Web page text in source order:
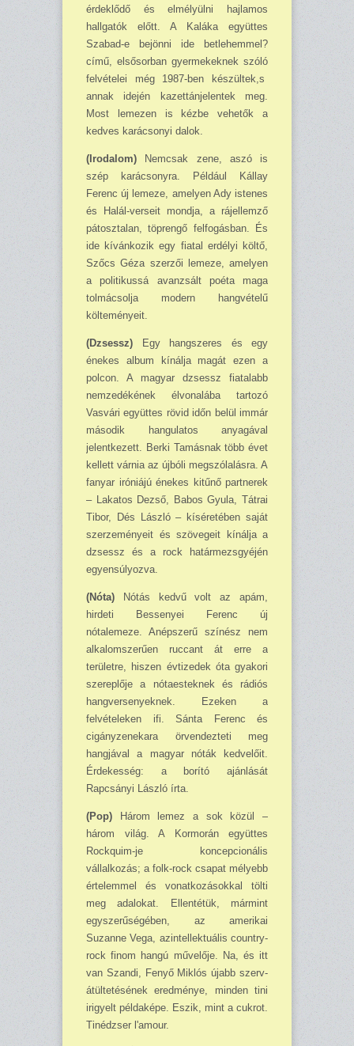
érdeklődő és elmélyülni hajlamos
hallgatók előtt. A Kaláka együttes
Szabad-e bejönni ide betlehemmel?
című, elsősorban gyermekeknek szóló
felvételei még 1987-ben készültek,s
annak idején kazettánjelentek meg.
Most lemezen is kézbe vehetők a
kedves karácsonyi dalok.
(Irodalom) Nemcsak zene, aszó is
szép karácsonyra. Például Kállay
Ferenc új lemeze, amelyen Ady istenes
és Halál-verseit mondja, a rájellemző
pátosztalan, töprengő felfogásban. És
ide kívánkozik egy fiatal erdélyi költő,
Szőcs Géza szerzői lemeze, amelyen
a politikussá avanzsált poéta maga
tolmácsolja modern hangvételű
költeményeit.
(Dzsessz) Egy hangszeres és egy
énekes album kínálja magát ezen a
polcon. A magyar dzsessz fiatalabb
nemzedékének élvonalába tartozó
Vasvári együttes rövid időn belül immár
második hangulatos anyagával
jelentkezett. Berki Tamásnak több évet
kellett várnia az újbóli megszólalásra. A
fanyar iróniájú énekes kitűnő partnerek
– Lakatos Dezső, Babos Gyula, Tátrai
Tibor, Dés László – kíséretében saját
szerzeményeit és szövegeit kínálja a
dzsessz és a rock határmezsgyéjén
egyensúlyozva.
(Nóta)
Nótás kedvű volt az apám,
hirdeti Bessenyei Ferenc új
nótalemeze. Anépszerű színész nem
alkalomszerűen ruccant át erre a
területre, hiszen évtizedek óta gyakori
szereplője a nótaesteknek és rádiós
hangversenyeknek. Ezeken a
felvételeken ifi. Sánta Ferenc és
cigány­zenekara örvendezteti meg
hangjával a magyar nóták kedvelőit.
Érdekesség: a borító ajánlását
Rapcsányi László írta.
(Pop) Három lemez a sok közül –
három világ. A Kormorán együttes
Rockquim-je kon­cepcionális
vállalkozás; a folk-rock csapat mélyebb
értelemmel és vonatkozásokkal tölti
meg adalokat. Ellentétük, mármint
egyszerűségében, az amerikai
Suzanne Vega, azintellektuális country-
rock finom hangú művelője. Na, és itt
van Szandi, Fenyő Miklós újabb szerv­
átülte­tésének eredménye, minden tini
irigyelt példaképe. Eszik, mint a cukrot.
Tinédzser l'amour.